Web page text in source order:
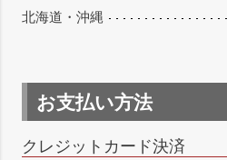
北海道・沖縄
お支払い方法
クレジットカード決済